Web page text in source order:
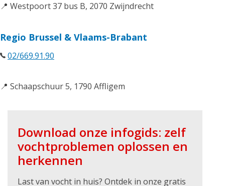
📍 Westpoort 37 bus B, 2070 Zwijndrecht
Regio Brussel & Vlaams-Brabant
02/669.91.90
📍 Schaapschuur 5, 1790 Affligem
Download onze infogids: zelf
vochtproblemen oplossen en
herkennen
Last van vocht in huis? Ontdek in onze gratis